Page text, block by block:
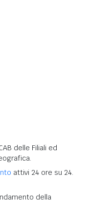
delle Filiali ed
attivi 24 ore su 24.
della